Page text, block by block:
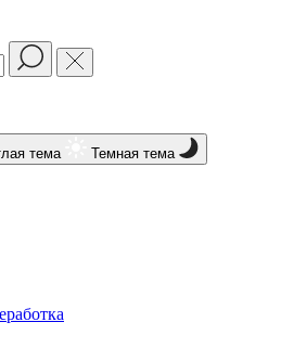
тема Темная тема